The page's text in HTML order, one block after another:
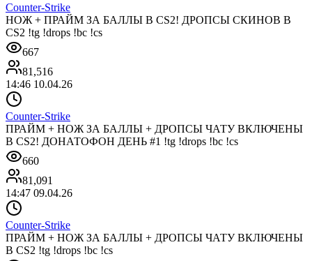
Counter-Strike
НОЖ + ПРАЙМ ЗА БАЛЛЫ В CS2! ДРОПСЫ СКИНОВ В
CS2 !tg !drops !bc !cs
667
81,516
14:46 10.04.26
Counter-Strike
ПРАЙМ + НОЖ ЗА БАЛЛЫ + ДРОПСЫ ЧАТУ ВКЛЮЧЕНЫ
В CS2! ДОНАТОФОН ДЕНЬ #1 !tg !drops !bc !cs
660
81,091
14:47 09.04.26
Counter-Strike
ПРАЙМ + НОЖ ЗА БАЛЛЫ + ДРОПСЫ ЧАТУ ВКЛЮЧЕНЫ
В CS2 !tg !drops !bc !cs